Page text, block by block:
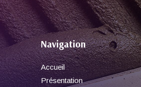
Navigation
Accueil
Présentation